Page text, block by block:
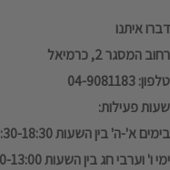
דברו איתנו
רחוב המסגר 2, כרמיאל
טלפון: 04-9081183
שעות פעילות:
בימים א'-ה' בין השעות 08:30-18:30
ימי ו' וערבי חג בין השעות 08:30-13:00